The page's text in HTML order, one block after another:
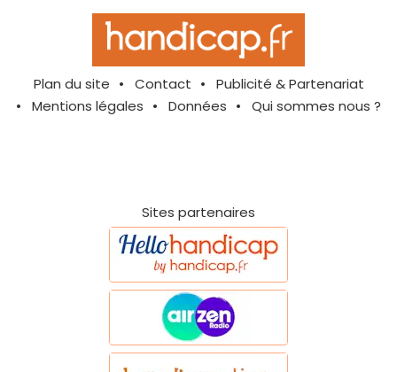
Plan du site Contact
Publicité & Partenariat
Mentions légales
Données Qui sommes nous ?
Sites partenaires